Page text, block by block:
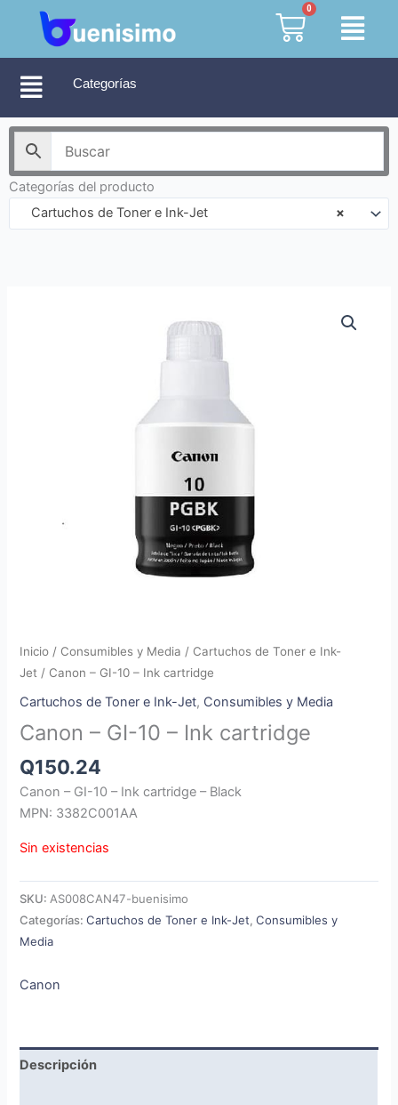
contenido
0
Cart
Categorías
Categorías del producto
×
Cartuchos de Toner e Ink-Jet
Inicio / Consumibles y Media / Cartuchos de Toner e Ink-
Jet / Canon – GI-10 – Ink cartridge
Cartuchos de Toner e Ink-Jet, Consumibles y Media
Canon – GI-10 – Ink cartridge
Q150.24
Canon – GI-10 – Ink cartridge – Black
MPN: 3382C001AA
Sin existencias
SKU: AS008CAN47-buenisimo
Categorías:Cartuchos de Toner e Ink-Jet,Consumibles y
Media
Canon
Descripción